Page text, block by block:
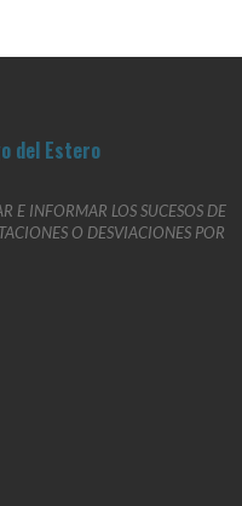
E INFORMAR LOS SUCESOS DE
O DESVIACIONES POR